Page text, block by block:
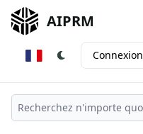
AIPRM
Connexion